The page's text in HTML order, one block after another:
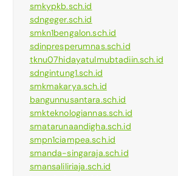
smkypkb.sch.id
sdngeger.sch.id
smkn1bengalon.sch.id
sdinpresperumnas.sch.id
tknu07hidayatulmubtadiin.sch.id
sdngintung1.sch.id
smkmakarya.sch.id
bangunnusantara.sch.id
smkteknologiannas.sch.id
smatarunaandigha.sch.id
smpn1ciampea.sch.id
smanda-singaraja.sch.id
smansaliliriaja.sch.id